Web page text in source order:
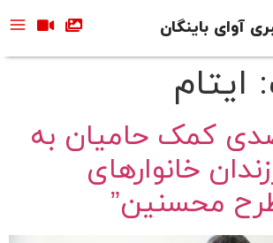
آوای باینگان
ایتام
کمک حامیان به
خانوارهای
محسنین”